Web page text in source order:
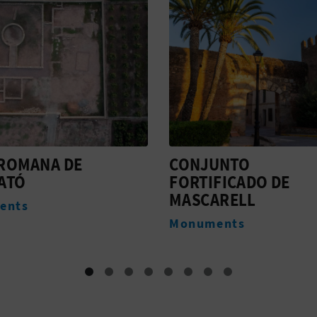
DE
FESTA DE LES
BARRAQUETES
Festivités